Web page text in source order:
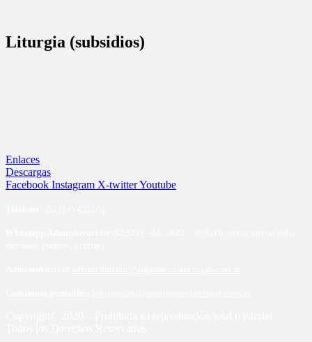
Liturgia (subsidios)
Enlaces
Descargas
Facebook Instagram X-twitterYoutube